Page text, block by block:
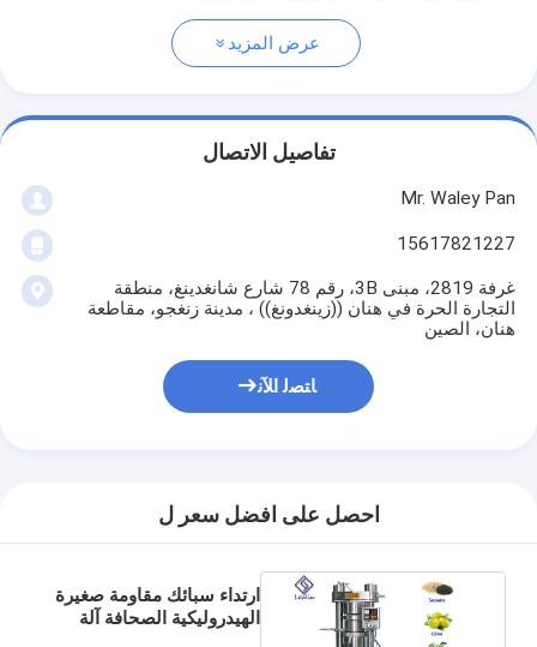
عرض المزيد
تفاصيل الاتصال
Mr. Waley Pan
15617821227
غرفة 2819، مبنى 3B، رقم 78 شارع شانغدينغ، منطقة
التجارة الحرة في هنان ((زينغدونغ)) ، مدينة زنغجو، مقاطعة
هنان، الصين
ﺎﺘﺼﻟ ﺍﻶﻧ
احصل على افضل سعر ل
ارتداء سبائك مقاومة صغيرة
الهيدروليكية الصحافة آلة